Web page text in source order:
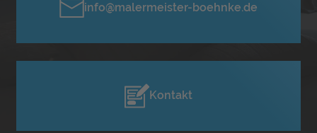
info@malermeister-boehnke.de
Kontakt